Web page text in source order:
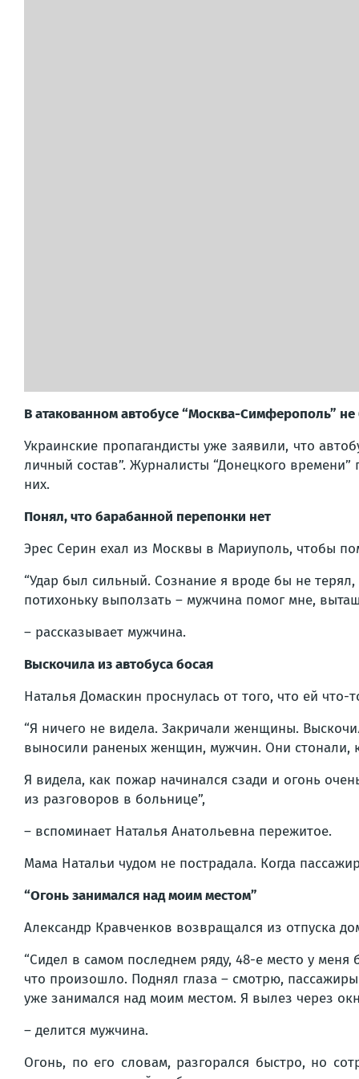
В атакованном автобусе “Москва-Симферополь”
Украинские пропагандисты уже заявили, что
личный состав”. Журналисты “Донецкого
них.
Понял, что барабанной перепонки нет
Эрес Серин ехал из Москвы в Мариуполь, чтобы
“Удар был сильный. Сознание я вроде бы не терял,
потихоньку выползать – мужчина помог мне,
– рассказывает мужчина.
Выскочила из автобуса босая
Наталья Домаскин проснулась от того, что ей
“Я ничего не видела. Закричали женщины.
выносили раненых женщин, мужчин. Они стонали,
Я видела, как пожар начинался сзади и огонь
из разговоров в больнице”,
– вспоминает Наталья Анатольевна пережитое.
Мама Натальи чудом не пострадала. Когда
“Огонь занимался над моим местом”
Александр Кравченков возвращался из отпуска
“Сидел в самом последнем ряду, 48-е место у
что произошло. Поднял глаза – смотрю,
уже занимался над моим местом. Я вылез через
– делится мужчина.
Огонь, по его словам, разгорался быстро, но